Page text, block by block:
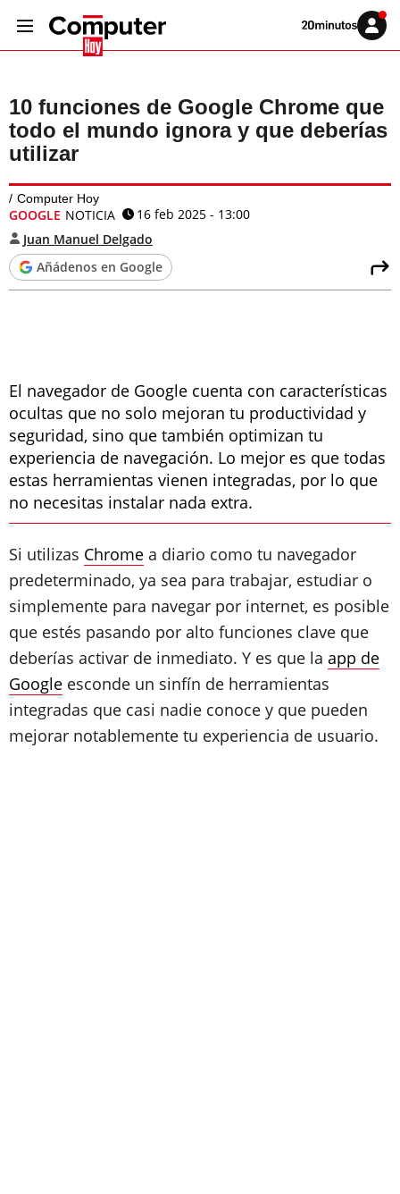
Volver
Iniciar
sesión
10 funciones de Google Chrome que
todo el mundo ignora y que deberías
utilizar
Computer Hoy
GOOGLE NOTICIA
16 feb 2025 - 13:00
Juan Manuel Delgado
Añádenos en Google
El navegador de Google cuenta con características
ocultas que no solo mejoran tu productividad y
seguridad, sino que también optimizan tu
experiencia de navegación. Lo mejor es que todas
estas herramientas vienen integradas, por lo que
no necesitas instalar nada extra.
Si utilizas Chrome a diario como tu navegador
predeterminado, ya sea para trabajar, estudiar o
simplemente para navegar por internet, es posible
que estés pasando por alto funciones clave que
deberías activar de inmediato. Y es que la app de
Google esconde un sinfín de herramientas
integradas que casi nadie conoce y que pueden
mejorar notablemente tu experiencia de usuario.